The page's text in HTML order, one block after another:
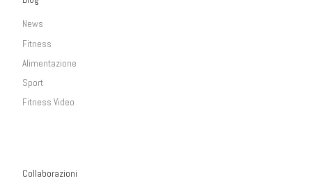
News
Fitness
Alimentazione
Sport
Fitness Video
Collaborazioni